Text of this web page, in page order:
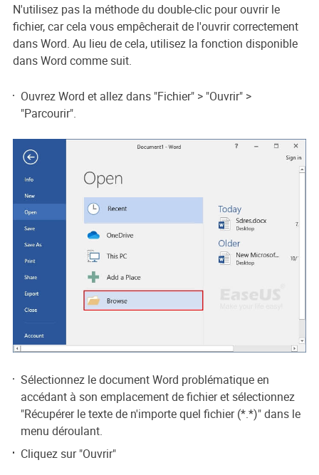
N'utilisez pas la méthode du double-clic pour ouvrir le
fichier, car cela vous empêcherait de l'ouvrir correctement
dans Word. Au lieu de cela, utilisez la fonction disponible
dans Word comme suit.
Ouvrez Word et allez dans "Fichier" > "Ouvrir" >
"Parcourir".
Sélectionnez le document Word problématique en
accédant à son emplacement de fichier et sélectionnez
"Récupérer le texte de n'importe quel fichier (*.*)" dans le
menu déroulant.
Cliquez sur "Ouvrir"